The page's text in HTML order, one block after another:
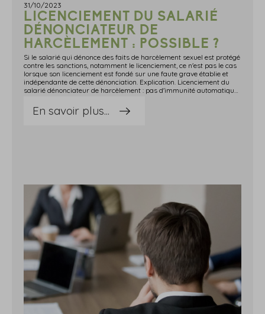
31/10/2023
LICENCIEMENT DU SALARIÉ
DÉNONCIATEUR DE
HARCÈLEMENT : POSSIBLE ?
Si le salarié qui dénonce des faits de harcèlement sexuel est protégé
contre les sanctions, notamment le licenciement, ce n'est pas le cas
lorsque son licenciement est fondé sur une faute grave établie et
indépendante de cette dénonciation. Explication. Licenciement du
salarié dénonciateur de harcèlement : pas d'immunité automatique ! Une salariée est embauchée en qualité de cuisinière dans un restaurant. Peu de temps après avoir dénoncé des faits constitutifs d'un harcèlement sexuel, elle est licenciée pour faute grave……Licenciement qu'elle conteste ! Selon elle, il s'agit d'une mesure de rétorsion consécutive à sa dénonciation. Il doit donc être annulé. « Non ! », répond l'employeur : les reproches formulés dans la lettre de licenciement adressée à la salariée n'ont rien à voir avec cette dénonciation et sont bel et bien constitutifs d'une faute grave justifiant le licenciement de l'intéressée. La seule proximité temporelle entre la dénonciation des faits constitutifs de harcèlement sexuel et le prononcé du licenciement ne doit pas suffire à l'annuler ! « Tout à fait ! » tranche le juge, qui valide la position de l'employeur. Lorsque les reproches formulés au salarié dans la lettre de licenciement sont établis et peuvent fonder la rupture du contrat, le salarié ne peut pas se contenter de la proximité temporelle entre une dénonciation de harcèlement et le prononcé du licenciement pour en obtenir l'annulation.Pour obtenir gain de cause, la salariée aurait dû ici démontrer en quoi le licenciement constituait une mesure de rétorsion consécutive à sa dénonciation récente, ce qu'elle n'a pas fait… Sources : Arrêt de la Cour de cassation, chambre sociale, du 18 octobre 2023, no 22-18678Licenciement du salarié dénonciateur de harcèlement : possible ? - © Copyright WebLex
En savoir plus...